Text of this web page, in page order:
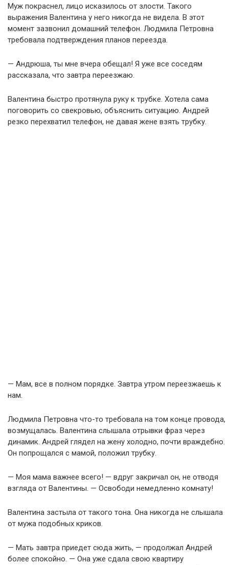
Муж покраснел, лицо исказилось от злости. Такого
выражения Валентина у него никогда не видела. В этот
момент зазвонил домашний телефон. Людмила Петровна
требовала подтверждения планов переезда.
— Андрюша, ты мне вчера обещал! Я уже все соседям
рассказала, что завтра переезжаю.
Валентина быстро протянула руку к трубке. Хотела сама
поговорить со свекровью, объяснить ситуацию. Андрей
резко перехватил телефон, не давая жене взять трубку.
— Мам, все в полном порядке. Завтра утром переезжаешь к
нам.
Людмила Петровна что-то требовала на том конце провода,
возмущалась. Валентина слышала отрывки фраз через
динамик. Андрей глядел на жену холодно, почти враждебно.
Он попрощался с мамой, положил трубку.
— Моя мама важнее всего! — вдруг закричал он, не отводя
взгляда от Валентины. — Освободи немедленно комнату!
Валентина застыла от такого тона. Она никогда не слышала
от мужа подобных криков.
— Мать завтра приедет сюда жить, — продолжал Андрей
более спокойно. — Она уже сдала свою квартиру